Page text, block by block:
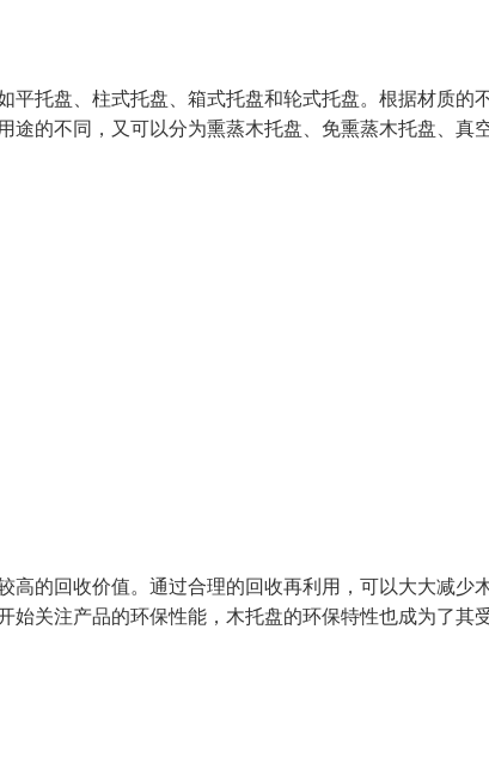
托盘、柱式托盘、箱式托盘和轮式托盘。根据材质的
的不同，又可以分为熏蒸木托盘、免熏蒸木托盘、真
的回收价值。通过合理的回收再利用，可以大大减少
关注产品的环保性能，木托盘的环保特性也成为了其